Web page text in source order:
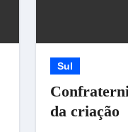
Sul
da criação